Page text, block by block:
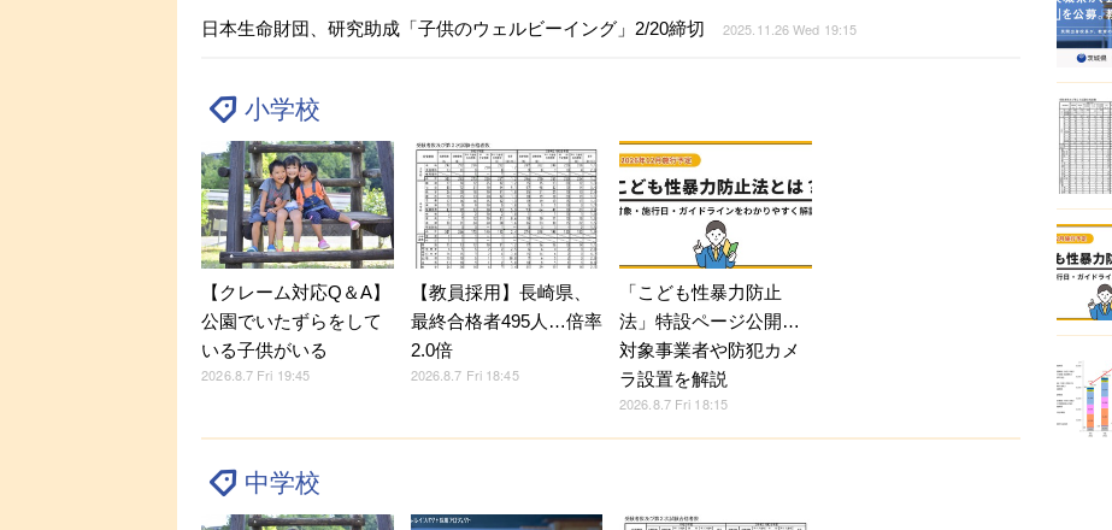
日本生命財団、研究助成「子供のウェルビーイング」2/20締切 2025.11.26 Wed 19:15
小学校
【クレーム対応Q＆A】
公園でいたずらをして
いる子供がいる
2026.8.7 Fri 19:45
【教員採用】長崎県、
最終合格者495人…倍率
2.0倍
2026.8.7 Fri 18:45
「こども性暴力防止
法」特設ページ公開…
対象事業者や防犯カメ
ラ設置を解説
2026.8.7 Fri 18:15
中学校